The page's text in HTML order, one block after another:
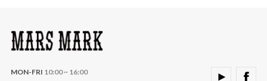
MON-FRI 10:00 ~ 16:00